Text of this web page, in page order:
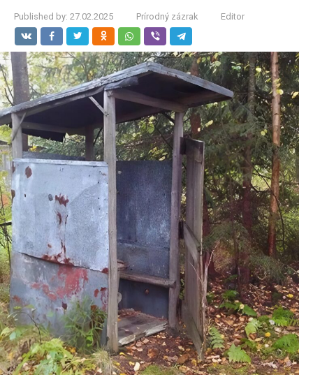
Published by: 27.02.2025 Prírodný zázrak Editor